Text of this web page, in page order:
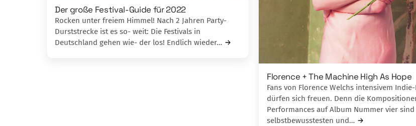
Der große Festival-Guide für 2022
Rocken unter freiem Himmel! Nach 2 Jahren Party-
Durststrecke ist es so- weit: Die Festivals in
Deutschland gehen wie- der los! Endlich wieder…
Florence + The Machine High As Hope
Fans von Florence Welchs intensivem
dürfen sich freuen. Denn die
Performances auf A­lbum Nummer vier
selbstbewusst­esten und…